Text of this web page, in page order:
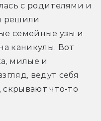
с родителями и
решили
семейные узы и
каникулы. Вот
милые и
ведут себя
скрывают что-то